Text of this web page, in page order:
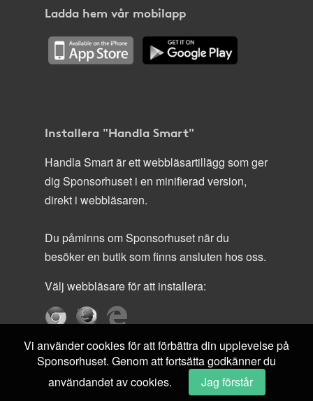
Ladda hem vår mobilapp
Installera "Handla Smart"
Handla Smart är ett webbläsartillägg som ger
dig Sponsorhuset i en minifierad version,
direkt i webbläsaren.
Du påminns om Sponsorhuset när du
besöker en butik som finns ansluten hos oss.
Välj webbläsare för att installera:
Vi använder cookies för att förbättra din upplevelse på
Sponsorhuset. Genom att fortsätta godkänner du
användandet av cookies.
Jag förstår